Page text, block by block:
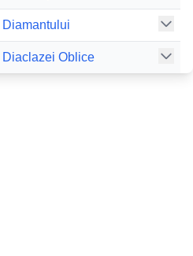
Diamantului
Diaclazei Oblice